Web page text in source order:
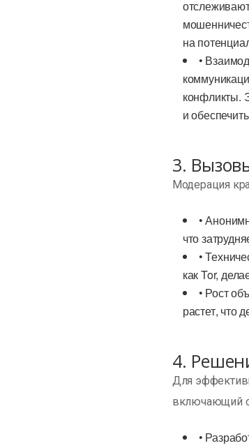
на
•
конфликты.
и
3.
Модерация
•
что
•
как Tor,
• Рост
растет, что
4.
Для
включающий
•